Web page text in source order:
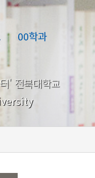
00학과
' 전북대학교